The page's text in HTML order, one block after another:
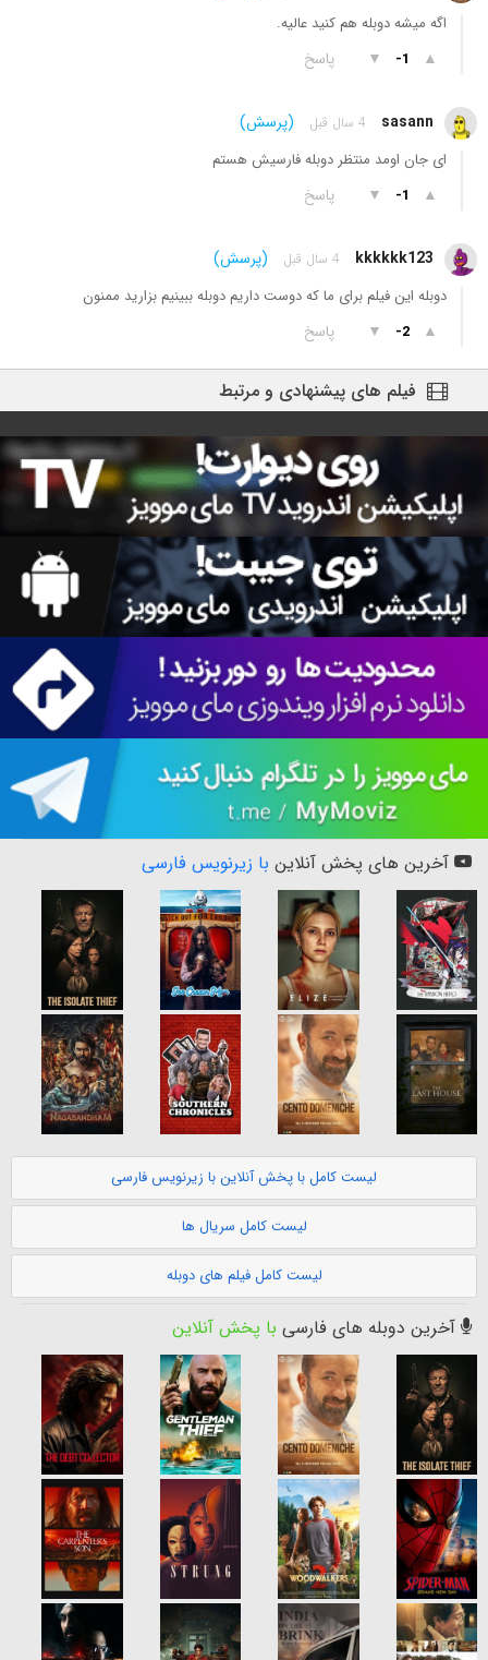
اگه میشه دوبله هم کنید عالیه.
▲
-1
▼ پاسخ
sasann 4 سال قبل (پرسش)
ای جان اومد منتظر دوبله فارسیش هستم
▲
-1
▼ پاسخ
kkkkkk123 4 سال قبل (پرسش)
دوبله این فیلم برای ما که دوست داریم دوبله ببینیم بزارید ممنون
▲
-2
▼ پاسخ
فیلم های پیشنهادی و مرتبط
آخرین های پخش آنلاین با زیرنویس فارسی
لیست کامل با پخش آنلاین با زیرنویس فارسی
لیست کامل سریال ها
لیست کامل فیلم های دوبله
آخرین دوبله های فارسی با پخش آنلاین